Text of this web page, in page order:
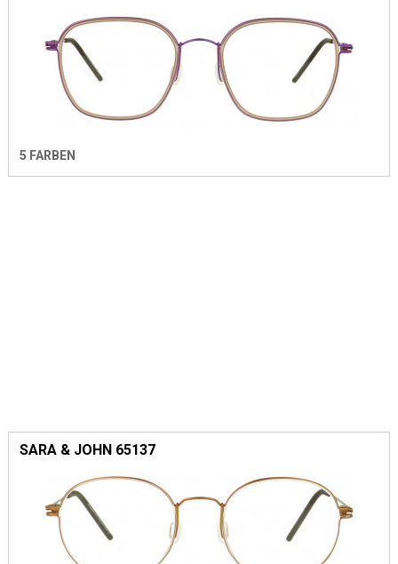
5 FARBEN
SARA & JOHN 65137